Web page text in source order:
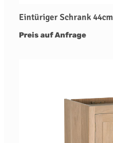
Eintüriger Schrank 44cm
Preis auf Anfrage